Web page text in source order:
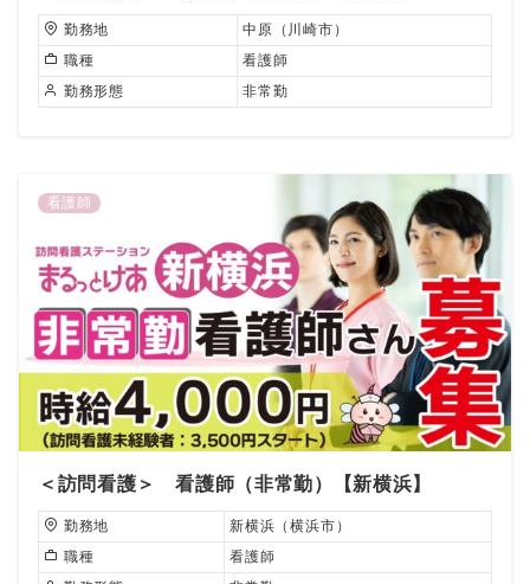
勤務地
中原（川崎市）
職種
看護師
勤務形態
非常勤
看護師
＜訪問看護＞ 看護師（非常勤）【新横浜】
勤務地
新横浜（横浜市）
職種
看護師